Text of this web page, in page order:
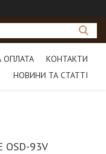
ОПЛАТА
КОНТАКТИ
НОВИНИ ТА СТАТТІ
93V